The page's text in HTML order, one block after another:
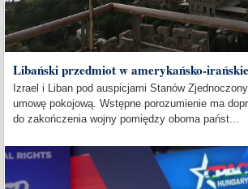
Libański przedmiot w amerykańsko-
Izrael i Liban pod auspicjami Stanów
umowę pokojową. Wstępne porozumienie ma
do zakończenia wojny pomiędzy oboma państ...